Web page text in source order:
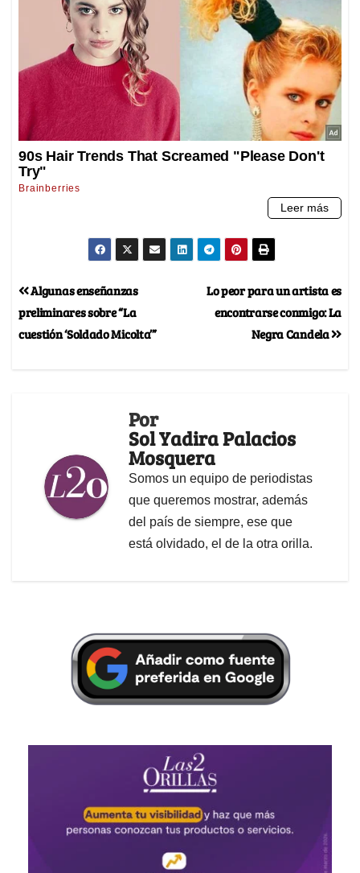
Lo peor para un artista es
encontrarse conmigo: La
Negra Candela
Algunas enseñanzas
preliminares sobre “La
cuestión ‘Soldado Micolta’”
Por
Sol Yadira Palacios
Mosquera
Somos un equipo de periodistas
que queremos mostrar, además
del país de siempre, ese que
está olvidado, el de la otra orilla.